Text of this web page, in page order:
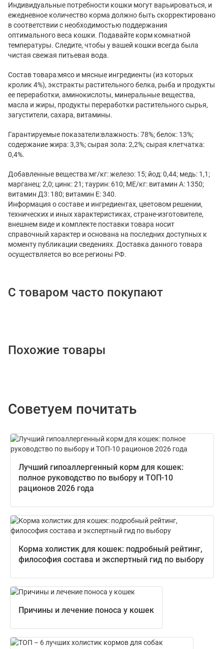
Индивидуальные потребности кошки могут варьироваться, и
ежедневное количество корма должно быть скорректировано
в соответствии с необходимостью поддержания
оптимального веса кошки. Подавайте корм комнатной
температуры. Следите, чтобы у вашей кошки всегда была
чистая свежая питьевая вода.
Состав товара:мясо и мясные ингредиенты (из которых
кролик 4%), экстракты растительного белка, рыба и продукты
ее переработки, аминокислоты, минеральные вещества,
масла и жиры, продукты переработки растительного сырья,
загустители, сахара, витамины.
Гарантируемые показатели:влажность: 78%; белок: 13%;
содержание жира: 3,3%; сырая зола: 2,2%; сырая клетчатка:
0,4%.
Добавленные вещества:мг/кг: железо: 15; йод: 0,44; медь: 1,1;
марганец: 2,0; цинк: 21; таурин: 610; МЕ/кг: витамин А: 1350;
витамин Д3: 180; витамин Е: 340.
Информация о составе и ингредиентах, цветовом решении,
технических и иных характеристиках, стране-изготовителе,
внешнем виде и комплекте поставки товара носит
справочный характер и основана на последних доступных к
моменту публикации сведениях. Доставка данного товара
осуществляется во все регионы РФ.
С товаром часто покупают
Похожие товары
Советуем почитать
Лучший гипоаллергенный корм для кошек:
полное руководство по выбору и ТОП-10
рационов 2026 года
Корма холистик для кошек: подробный рейтинг,
философия состава и экспертный гид по выбору
Причины и лечение поноса у кошек